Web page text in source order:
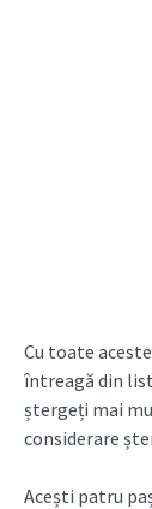
Cu toate
întreagă din
ștergeți mai
considerare
Acești patru